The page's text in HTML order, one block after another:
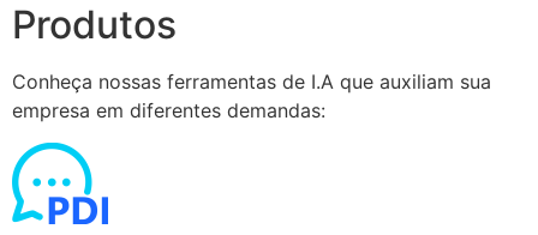
Produtos
Conheça nossas ferramentas de I.A que auxiliam sua
empresa em diferentes demandas: